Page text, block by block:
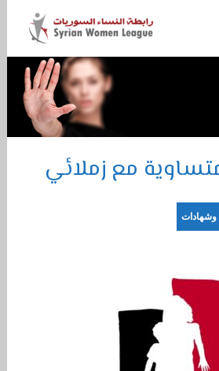
مع زملائي